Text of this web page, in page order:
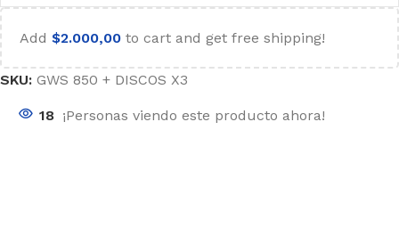
Add $2.000,00 to cart and get free shipping!
SKU: GWS 850 + DISCOS X3
18 ¡Personas viendo este producto ahora!